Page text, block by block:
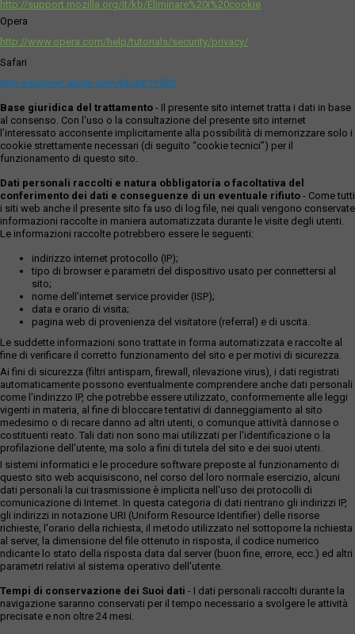
http://support.mozilla.org/it/kb/Eliminare%20i%20cookie
Opera
http://www.opera.com/help/tutorials/security/privacy/
Safari
http://support.apple.com/kb/ph11920
Base giuridica del trattamento - Il presente sito internet tratta i dati in base
al consenso. Con l'uso o la consultazione del presente sito internet
l’interessato acconsente implicitamente alla possibilità di memorizzare solo i
cookie strettamente necessari (di seguito “cookie tecnici”) per il
funzionamento di questo sito.
Dati personali raccolti e natura obbligatoria o facoltativa del
conferimento dei dati e conseguenze di un eventuale rifiuto - Come tutti
i siti web anche il presente sito fa uso di log file, nei quali vengono conservate
informazioni raccolte in maniera automatizzata durante le visite degli utenti.
Le informazioni raccolte potrebbero essere le seguenti:
indirizzo internet protocollo (IP);
tipo di browser e parametri del dispositivo usato per connettersi al
sito;
nome dell'internet service provider (ISP);
data e orario di visita;
pagina web di provenienza del visitatore (referral) e di uscita.
Le suddette informazioni sono trattate in forma automatizzata e raccolte al
fine di verificare il corretto funzionamento del sito e per motivi di sicurezza.
Ai fini di sicurezza (filtri antispam, firewall, rilevazione virus), i dati registrati
automaticamente possono eventualmente comprendere anche dati personali
come l'indirizzo IP, che potrebbe essere utilizzato, conformemente alle leggi
vigenti in materia, al fine di bloccare tentativi di danneggiamento al sito
medesimo o di recare danno ad altri utenti, o comunque attività dannose o
costituenti reato. Tali dati non sono mai utilizzati per l'identificazione o la
profilazione dell'utente, ma solo a fini di tutela del sito e dei suoi utenti.
I sistemi informatici e le procedure software preposte al funzionamento di
questo sito web acquisiscono, nel corso del loro normale esercizio, alcuni
dati personali la cui trasmissione è implicita nell'uso dei protocolli di
comunicazione di Internet. In questa categoria di dati rientrano gli indirizzi IP,
gli indirizzi in notazione URI (Uniform Resource Identifier) delle risorse
richieste, l'orario della richiesta, il metodo utilizzato nel sottoporre la richiesta
al server, la dimensione del file ottenuto in risposta, il codice numerico
ndicante lo stato della risposta data dal server (buon fine, errore, ecc.) ed altri
parametri relativi al sistema operativo dell'utente.
Tempi di conservazione dei Suoi dati - I dati personali raccolti durante la
navigazione saranno conservati per il tempo necessario a svolgere le attività
precisate e non oltre 24 mesi.